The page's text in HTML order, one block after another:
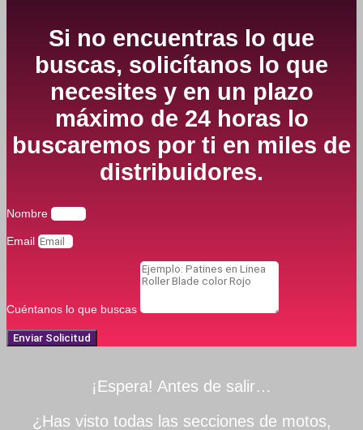
Si no encuentras lo que
buscas, solicítanos lo que
necesites y en un plazo
máximo de 24 horas lo
buscaremos por ti en miles de
distribuidores.
Nombre
Email
Cuéntanos lo que buscas
Enviar Solicitud
¡Espera! Antes de salir…
¿Has visto todas las secciones de motos,